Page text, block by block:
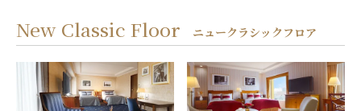
New Classic Floor ニュークラシックフロア